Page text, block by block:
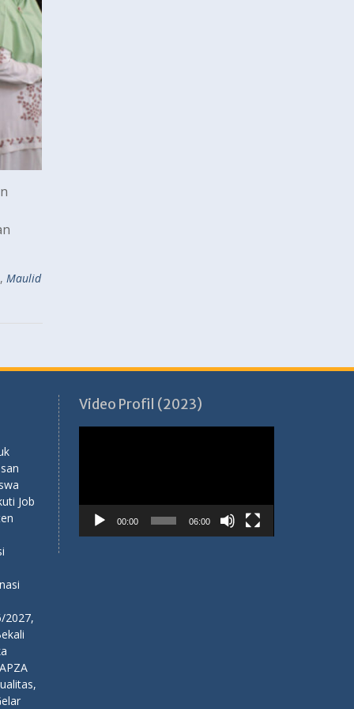
, Maulid
Job
2027,
Video Profil (2023)
00:00 06:00